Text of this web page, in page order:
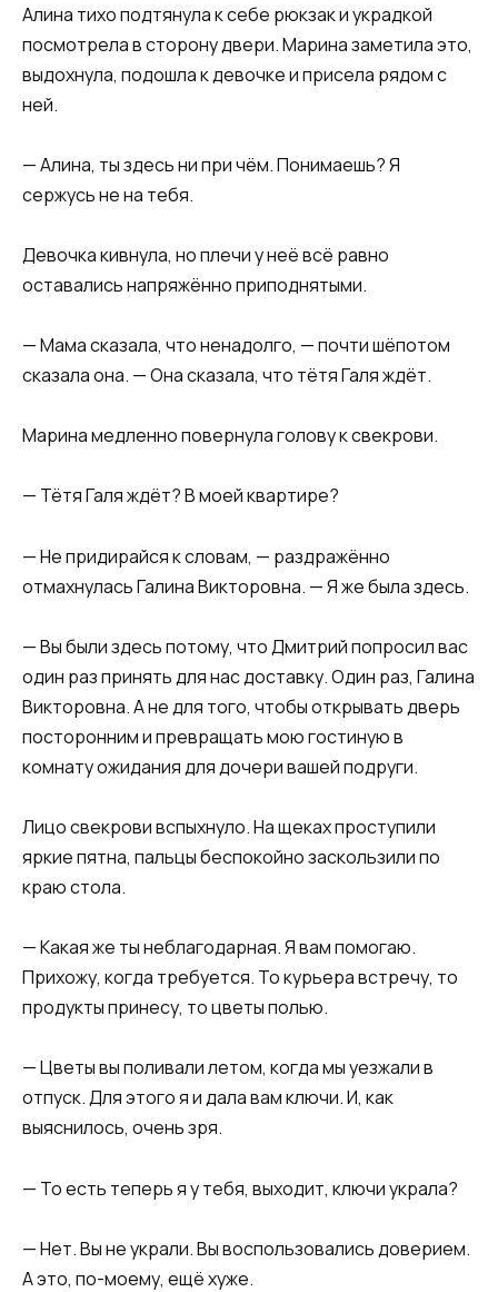
Алина тихо подтянула к себе рюкзак и украдкой
посмотрела в сторону двери. Марина заметила это,
выдохнула, подошла к девочке и присела рядом с
ней.
— Алина, ты здесь ни при чём. Понимаешь? Я
сержусь не на тебя.
Девочка кивнула, но плечи у неё всё равно
оставались напряжённо приподнятыми.
— Мама сказала, что ненадолго, — почти шёпотом
сказала она. — Она сказала, что тётя Галя ждёт.
Марина медленно повернула голову к свекрови.
— Тётя Галя ждёт? В моей квартире?
— Не придирайся к словам, — раздражённо
отмахнулась Галина Викторовна. — Я же была здесь.
— Вы были здесь потому, что Дмитрий попросил вас
один раз принять для нас доставку. Один раз, Галина
Викторовна. А не для того, чтобы открывать дверь
посторонним и превращать мою гостиную в
комнату ожидания для дочери вашей подруги.
Лицо свекрови вспыхнуло. На щеках проступили
яркие пятна, пальцы беспокойно заскользили по
краю стола.
— Какая же ты неблагодарная. Я вам помогаю.
Прихожу, когда требуется. То курьера встречу, то
продукты принесу, то цветы полью.
— Цветы вы поливали летом, когда мы уезжали в
отпуск. Для этого я и дала вам ключи. И, как
выяснилось, очень зря.
— То есть теперь я у тебя, выходит, ключи украла?
— Нет. Вы не украли. Вы воспользовались доверием.
А это, по-моему, ещё хуже.